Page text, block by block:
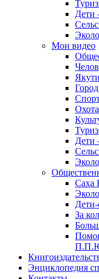
Дети
Мои видео
Дети
Саха
За
Энциклопедия